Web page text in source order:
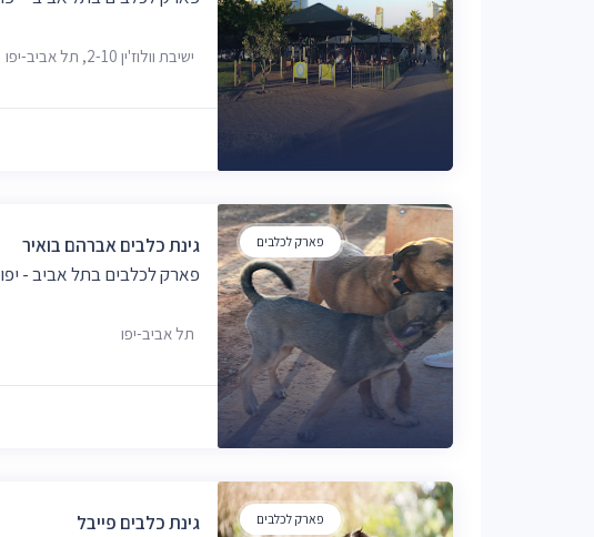
ישיבת וולוז'ין 2-10, תל אביב-יפו
פארק לכלבים
גינת כלבים אברהם בואיר
פארק לכלבים בתל אביב - יפו
תל אביב-יפו
פארק לכלבים
גינת כלבים פייבל